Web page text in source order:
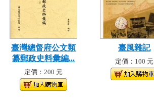
臺灣總督府公文類
纂郵政史料彙編...
定價：200 元
臺風雜記
定價：100 元